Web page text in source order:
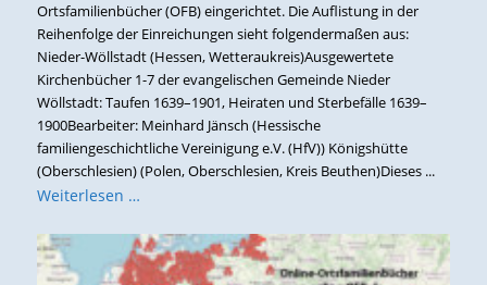
Ortsfamilienbücher (OFB) eingerichtet. Die Auflistung in der
Reihenfolge der Einreichungen sieht folgendermaßen aus:
Nieder-Wöllstadt (Hessen, Wetteraukreis)Ausgewertete
Kirchenbücher 1-7 der evangelischen Gemeinde Nieder
Wöllstadt: Taufen 1639–1901, Heiraten und Sterbefälle 1639–
1900Bearbeiter: Meinhard Jänsch (Hessische
familiengeschichtliche Vereinigung e.V. (HfV)) Königshütte
(Oberschlesien) (Polen, Oberschlesien, Kreis Beuthen)Dieses ...
Weiterlesen …